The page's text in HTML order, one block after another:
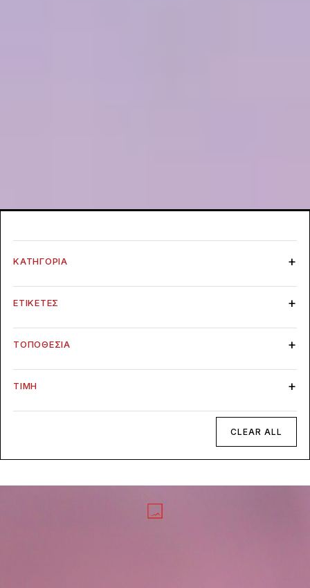
ΚΑΤΗΓΟΡΊΑ
ΕΤΙΚΈΤΕΣ
ΤΟΠΟΘΕΣΊΑ
ΤΙΜΉ
CLEAR ALL